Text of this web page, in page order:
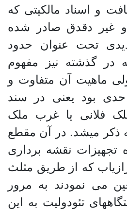
و اسناد مالکیتی که
غیر دقدق صادر شده
تحت عنوان حدود
در گذشته نیز مفهوم
ماهیت آن متفاوت و
بود یعنی در سند
فلانی یا غرب ملک
ذکر میشد. در آن مقطع
تجهیزات نقشه برداری
که از طریق مثلث
می نمودند به مرور
تئودولیت به این